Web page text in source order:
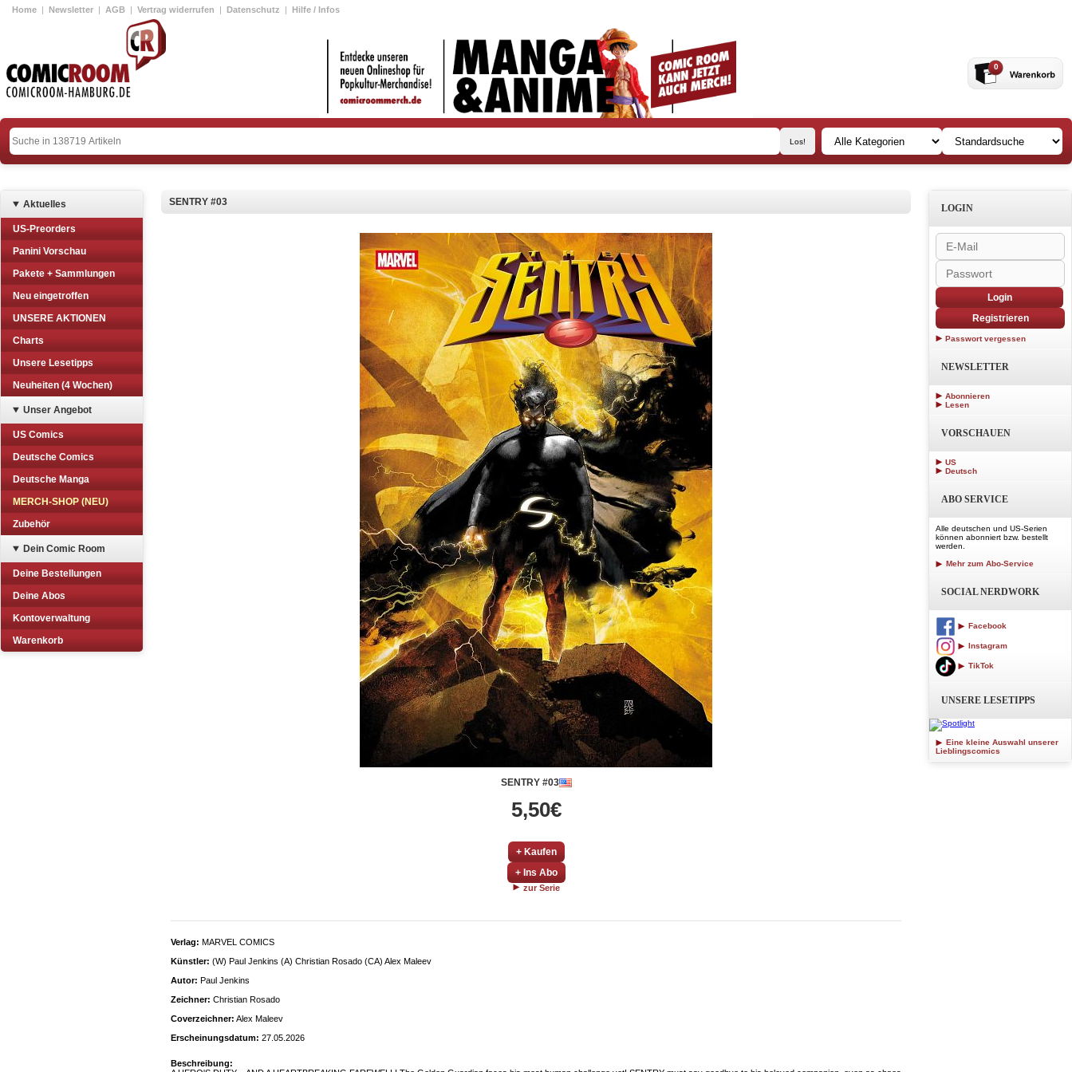
Home | Newsletter | AGB | Vertrag widerrufen | Datenschutz | Hilfe / Infos
0
Aktuelles
US-Preorders
Panini Vorschau
Pakete + Sammlungen
Neu eingetroffen
UNSERE AKTIONEN
Charts
Unsere Lesetipps
Neuheiten (4 Wochen)
Unser Angebot
US Comics
Deutsche Comics
Deutsche Manga
MERCH-SHOP (NEU)
Zubehör
Dein Comic Room
Deine Bestellungen
Deine Abos
Kontoverwaltung
Warenkorb
SENTRY #03
SENTRY #03
5,50€
+ Kaufen
+ Ins Abo
zur Serie
Verlag: MARVEL COMICS
Künstler: (W) Paul Jenkins (A) Christian Rosado (CA) Alex Maleev
Autor: Paul Jenkins
Zeichner: Christian Rosado
Coverzeichner: Alex Maleev
Erscheinungsdatum: 27.05.2026
Beschreibung:
LOGIN
Login
Registrieren
Passwort vergessen
NEWSLETTER
Abonnieren
Lesen
VORSCHAUEN
US
Deutsch
ABO SERVICE
Alle deutschen und US-Serien
können abonniert bzw. bestellt
werden.
Mehr zum Abo-Service
SOCIAL NERDWORK
Facebook
Instagram
TikTok
UNSERE LESETIPPS
Eine kleine Auswahl unserer
Lieblingscomics